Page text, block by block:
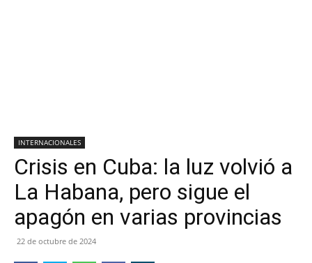
INTERNACIONALES
Crisis en Cuba: la luz volvió a
La Habana, pero sigue el
apagón en varias provincias
22 de octubre de 2024